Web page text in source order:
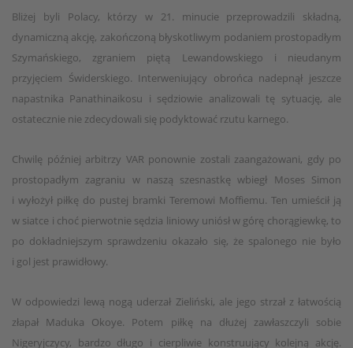
Bliżej byli Polacy, którzy w 21. minucie przeprowadzili składną,
dynamiczną akcję, zakończoną błyskotliwym podaniem prostopadłym
Szymańskiego, zgraniem piętą Lewandowskiego i nieudanym
przyjęciem Świderskiego. Interweniujący obrońca nadepnął jeszcze
napastnika Panathinaikosu i sędziowie analizowali tę sytuację, ale
ostatecznie nie zdecydowali się podyktować rzutu karnego.
Chwilę później arbitrzy VAR ponownie zostali zaangażowani, gdy po
prostopadłym zagraniu w naszą szesnastkę wbiegł Moses Simon
i wyłożył piłkę do pustej bramki Teremowi Moffiemu. Ten umieścił ją
w siatce i choć pierwotnie sędzia liniowy uniósł w górę chorągiewkę, to
po dokładniejszym sprawdzeniu okazało się, że spalonego nie było
i gol jest prawidłowy.
W odpowiedzi lewą nogą uderzał Zieliński, ale jego strzał z łatwością
złapał Maduka Okoye. Potem piłkę na dłużej zawłaszczyli sobie
Nigeryjczycy, bardzo długo i cierpliwie konstruujący kolejną akcję.